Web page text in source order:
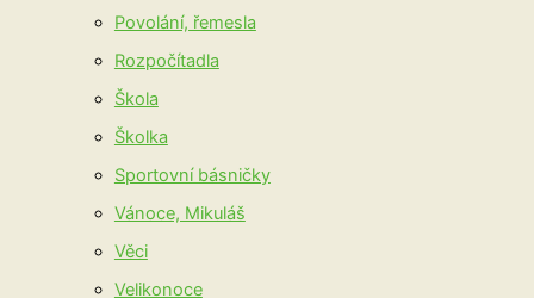
Povolání, řemesla
Rozpočítadla
Škola
Školka
Sportovní básničky
Vánoce, Mikuláš
Věci
Velikonoce